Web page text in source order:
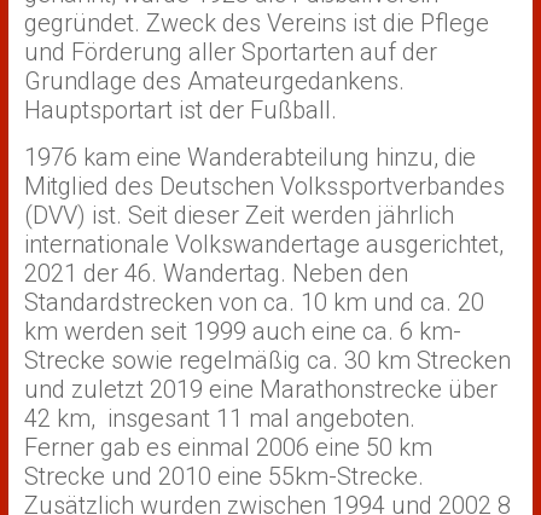
gegründet. Zweck des Vereins ist die Pflege
und Förderung aller Sportarten auf der
Grundlage des Amateurgedankens.
Hauptsportart ist der Fußball.
1976 kam eine Wanderabteilung hinzu, die
Mitglied des Deutschen Volkssportverbandes
(DVV) ist. Seit dieser Zeit werden jährlich
internationale Volkswandertage ausgerichtet,
2021 der 46. Wandertag. Neben den
Standardstrecken von ca. 10 km und ca. 20
km werden seit 1999 auch eine ca. 6 km-
Strecke sowie regelmäßig ca. 30 km Strecken
und zuletzt 2019 eine Marathonstrecke über
42 km, insgesant 11 mal angeboten.
Ferner gab es einmal 2006 eine 50 km
Strecke und 2010 eine 55km-Strecke.
Zusätzlich wurden zwischen 1994 und 2002 8